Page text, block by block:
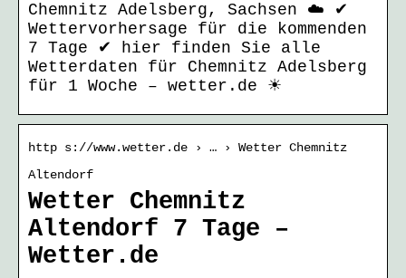
Chemnitz Adelsberg, Sachsen ☁️ ✔
Wettervorhersage für die kommenden
7 Tage ✔ hier finden Sie alle
Wetterdaten für Chemnitz Adelsberg
für 1 Woche – wetter.de ☀
http s://www.wetter.de › … › Wetter Chemnitz
Altendorf
Wetter Chemnitz
Altendorf 7 Tage –
Wetter.de